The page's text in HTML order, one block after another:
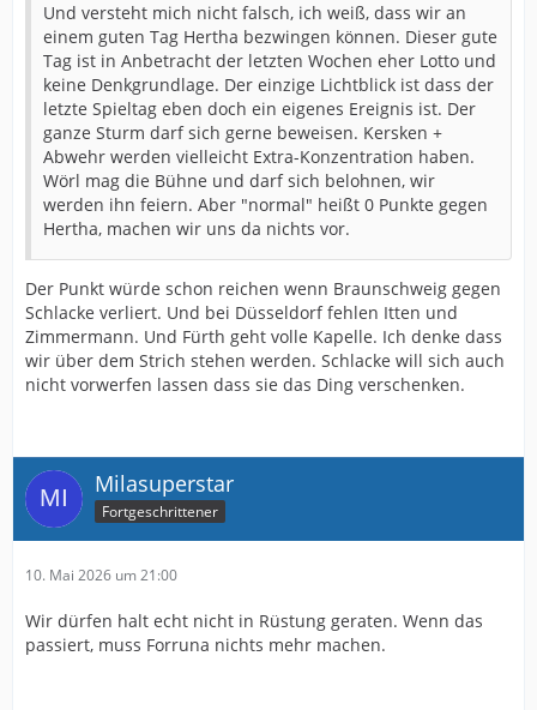
Und versteht mich nicht falsch, ich weiß, dass wir an
einem guten Tag Hertha bezwingen können. Dieser gute
Tag ist in Anbetracht der letzten Wochen eher Lotto und
keine Denkgrundlage. Der einzige Lichtblick ist dass der
letzte Spieltag eben doch ein eigenes Ereignis ist. Der
ganze Sturm darf sich gerne beweisen. Kersken +
Abwehr werden vielleicht Extra-Konzentration haben.
Wörl mag die Bühne und darf sich belohnen, wir
werden ihn feiern. Aber "normal" heißt 0 Punkte gegen
Hertha, machen wir uns da nichts vor.
Der Punkt würde schon reichen wenn Braunschweig gegen
Schlacke verliert. Und bei Düsseldorf fehlen Itten und
Zimmermann. Und Fürth geht volle Kapelle. Ich denke dass
wir über dem Strich stehen werden. Schlacke will sich auch
nicht vorwerfen lassen dass sie das Ding verschenken.
Milasuperstar
Fortgeschrittener
10. Mai 2026 um 21:00
Wir dürfen halt echt nicht in Rüstung geraten. Wenn das
passiert, muss Forruna nichts mehr machen.